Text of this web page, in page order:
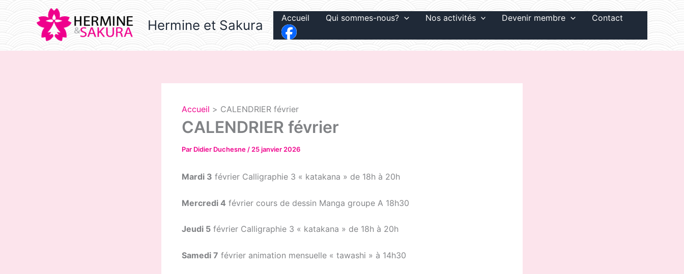
Hermine et Sakura Accueil Qui sommes-nous? Nos activités Devenir membre Contact
Accueil CALENDRIER février
CALENDRIER février
Par Didier Duchesne / 25 janvier 2026
Mardi 3 février Calligraphie 3 « katakana » de 18h à 20h
Mercredi 4 février cours de dessin Manga groupe A 18h30
Jeudi 5 février Calligraphie 3 « katakana » de 18h à 20h
Samedi 7 février animation mensuelle « tawashi » à 14h30